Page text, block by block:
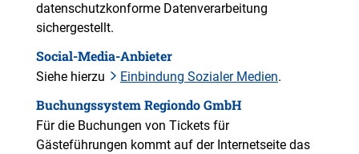
datenschutzkonforme Datenverarbeitung
sichergestellt.
Social-Media-Anbieter
Siehe hierzu Einbindung Sozialer Medien.
Buchungssystem Regiondo GmbH
Für die Buchungen von Tickets für
Gästeführungen kommt auf der Internetseite das